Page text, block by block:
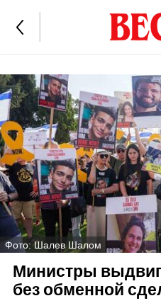
Фото: Шалев Шалом
Министры
без обменной